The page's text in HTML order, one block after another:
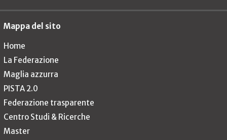
Mappa del sito
Home
La Federazione
Maglia azzurra
PISTA 2.0
Federazione trasparente
Centro Studi & Ricerche
Master